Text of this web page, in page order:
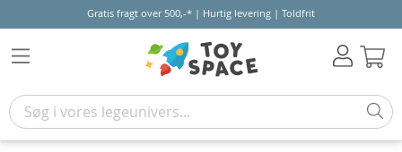
Gratis fragt over 500,-* | Hurtig levering | Toldfrit